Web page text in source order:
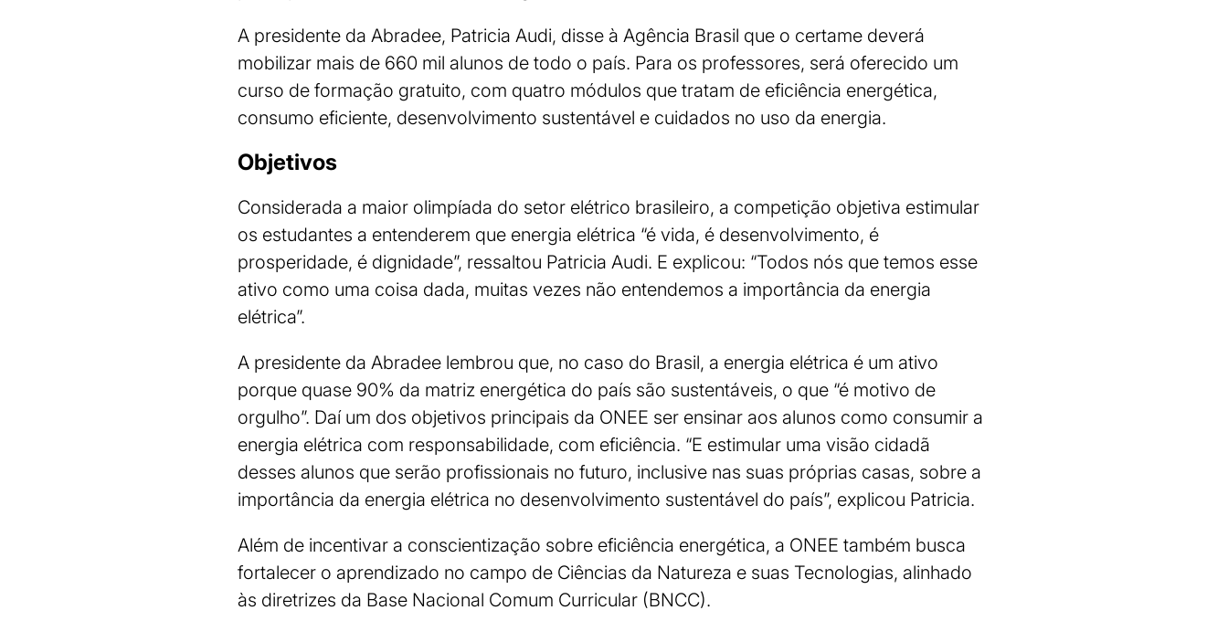
A presidente da Abradee, Patricia Audi, disse à Agência Brasil que o certame deverá
mobilizar mais de 660 mil alunos de todo o país. Para os professores, será oferecido um
curso de formação gratuito, com quatro módulos que tratam de eficiência energética,
consumo eficiente, desenvolvimento sustentável e cuidados no uso da energia.
Objetivos
Considerada a maior olimpíada do setor elétrico brasileiro, a competição objetiva estimular
os estudantes a entenderem que energia elétrica “é vida, é desenvolvimento, é
prosperidade, é dignidade”, ressaltou Patricia Audi. E explicou: “Todos nós que temos esse
ativo como uma coisa dada, muitas vezes não entendemos a importância da energia
elétrica”.
A presidente da Abradee lembrou que, no caso do Brasil, a energia elétrica é um ativo
porque quase 90% da matriz energética do país são sustentáveis, o que “é motivo de
orgulho”. Daí um dos objetivos principais da ONEE ser ensinar aos alunos como consumir a
energia elétrica com responsabilidade, com eficiência. “E estimular uma visão cidadã
desses alunos que serão profissionais no futuro, inclusive nas suas próprias casas, sobre a
importância da energia elétrica no desenvolvimento sustentável do país”, explicou Patricia.
Além de incentivar a conscientização sobre eficiência energética, a ONEE também busca
fortalecer o aprendizado no campo de Ciências da Natureza e suas Tecnologias, alinhado
às diretrizes da Base Nacional Comum Curricular (BNCC).